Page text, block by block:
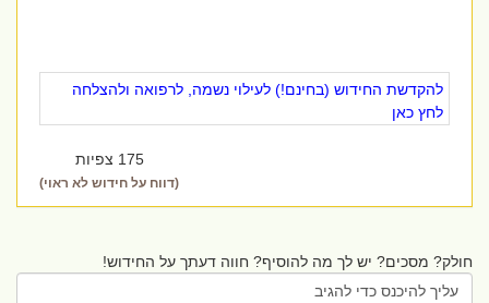
להקדשת החידוש (בחינם!) לעילוי נשמה, לרפואה ולהצלחה
לחץ כאן
175 צפיות
(דווח על חידוש לא ראוי)
חולק? מסכים? יש לך מה להוסיף? חווה דעתך על החידוש!